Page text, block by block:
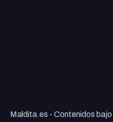
Maldita.es - Contenidos